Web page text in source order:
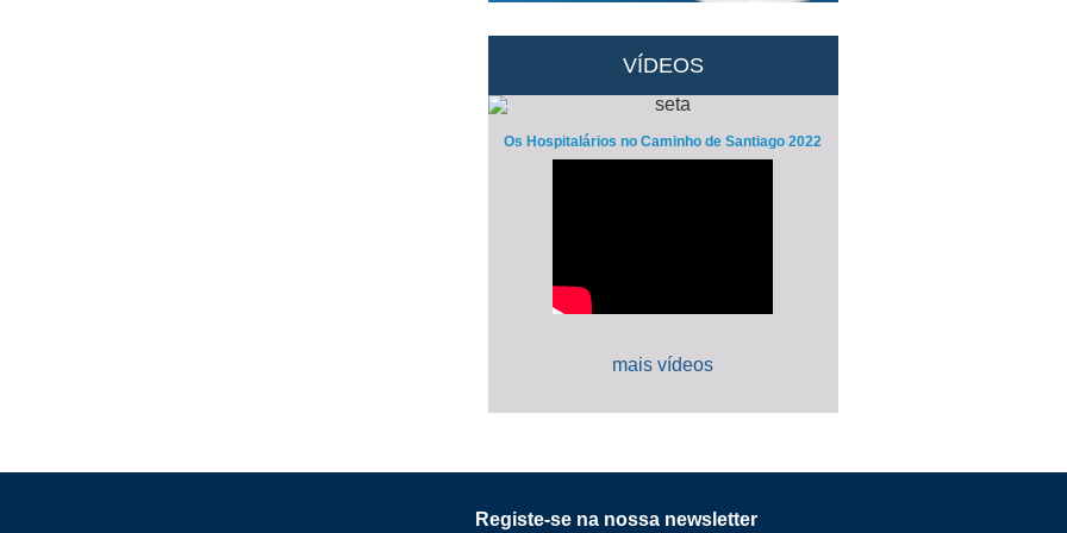
VÍDEOS
Os Hospitalários no Caminho de Santiago 2022
mais vídeos
Registe-se na nossa newsletter